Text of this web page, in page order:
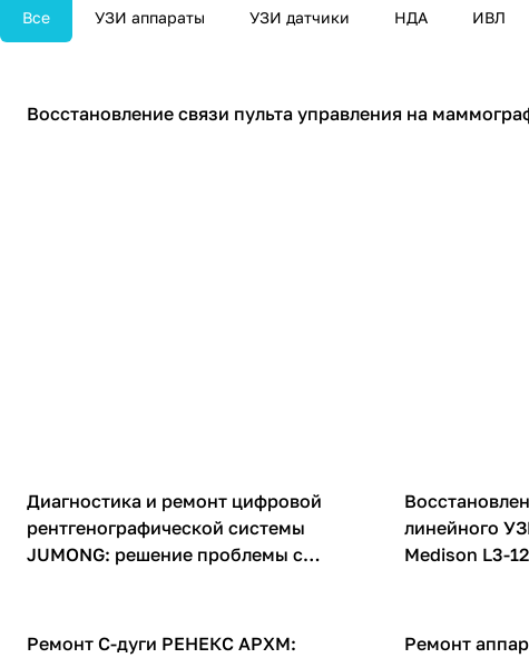
Все УЗИ аппараты УЗИ датчики НДА ИВЛ
Маммографы
Восстановление связи пульта управления на
Рентгены
Диагностика и ремонт цифровой
рентгенографической системы
JUMONG: решение проблемы с
УЗИ датчики
линейного
Medison L3-
Рентгены
Ремонт С-дуги РЕНЕКС АРХМ:
ИВЛ
Ремонт